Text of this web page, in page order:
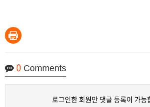
0 Comments
로그인한 회원만 댓글 등록이 가능